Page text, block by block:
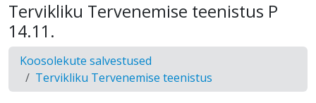
Tervikliku Tervenemise teenistus P
14.11.
Koosolekute salvestused
Tervikliku Tervenemise teenistus